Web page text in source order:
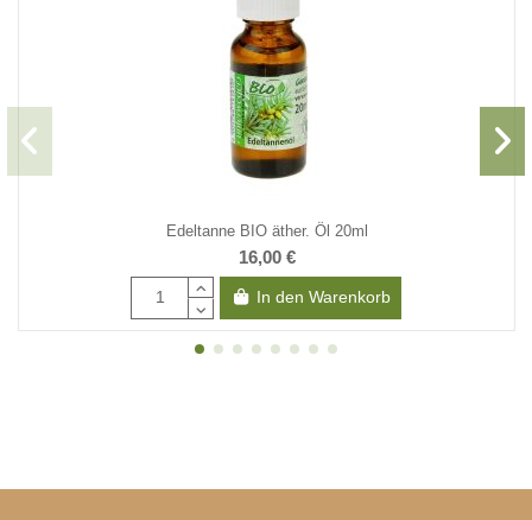
Edeltanne BIO äther. Öl 20ml
16,00 €
In den Warenkorb